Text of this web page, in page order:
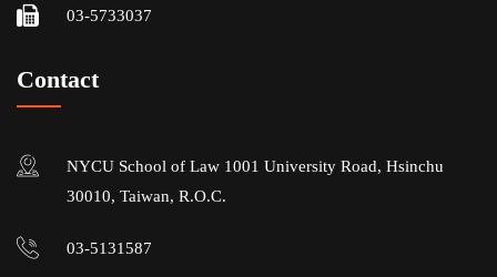
03-5733037
Contact
NYCU School of Law 1001 University Road, Hsinchu
30010, Taiwan, R.O.C.
03-5131587